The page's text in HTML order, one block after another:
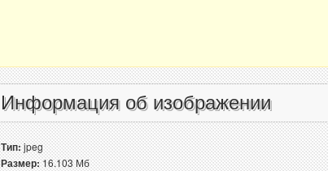
Информация об изображении
Тип:jpeg
Размер:16.103 Мб